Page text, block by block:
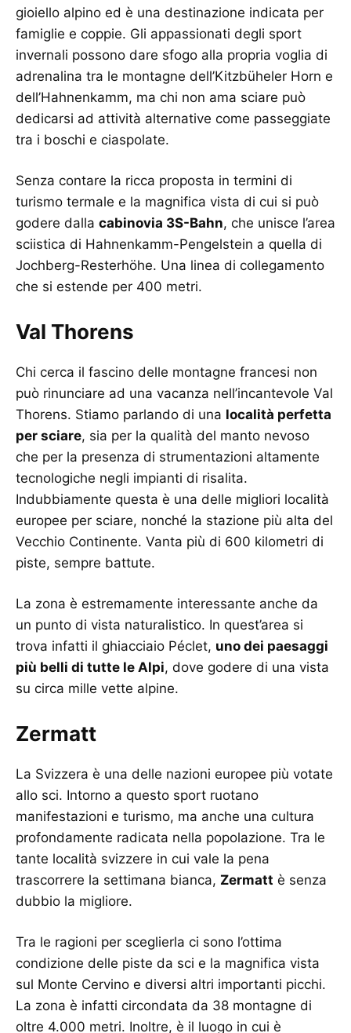
gioiello alpino ed è una destinazione indicata per
famiglie e coppie. Gli appassionati degli sport
invernali possono dare sfogo alla propria voglia di
adrenalina tra le montagne dell’Kitzbüheler Horn e
dell’Hahnenkamm, ma chi non ama sciare può
dedicarsi ad attività alternative come passeggiate
tra i boschi e ciaspolate.
Senza contare la ricca proposta in termini di
turismo termale e la magnifica vista di cui si può
godere dalla cabinovia 3S-Bahn, che unisce l’area
sciistica di Hahnenkamm-Pengelstein a quella di
Jochberg-Resterhöhe. Una linea di collegamento
che si estende per 400 metri.
Val Thorens
Chi cerca il fascino delle montagne francesi non
può rinunciare ad una vacanza nell’incantevole Val
Thorens. Stiamo parlando di una località perfetta
per sciare, sia per la qualità del manto nevoso
che per la presenza di strumentazioni altamente
tecnologiche negli impianti di risalita.
Indubbiamente questa è una delle migliori località
europee per sciare, nonché la stazione più alta del
Vecchio Continente. Vanta più di 600 kilometri di
piste, sempre battute.
La zona è estremamente interessante anche da
un punto di vista naturalistico. In quest’area si
trova infatti il ghiacciaio Péclet, uno dei paesaggi
più belli di tutte le Alpi, dove godere di una vista
su circa mille vette alpine.
Zermatt
La Svizzera è una delle nazioni europee più votate
allo sci. Intorno a questo sport ruotano
manifestazioni e turismo, ma anche una cultura
profondamente radicata nella popolazione. Tra le
tante località svizzere in cui vale la pena
trascorrere la settimana bianca, Zermatt è senza
dubbio la migliore.
Tra le ragioni per sceglierla ci sono l’ottima
condizione delle piste da sci e la magnifica vista
sul Monte Cervino e diversi altri importanti picchi.
La zona è infatti circondata da 38 montagne di
oltre 4.000 metri. Inoltre, è il luogo in cui è